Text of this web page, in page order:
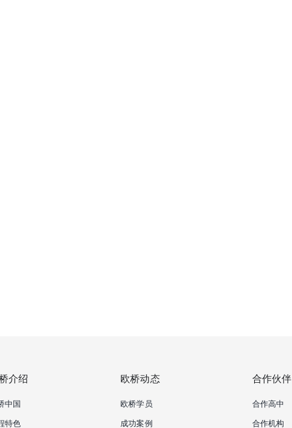
介绍
中国
特色
欧桥动态
欧桥学员
成功案例
合作伙伴
合作高中
合作机构